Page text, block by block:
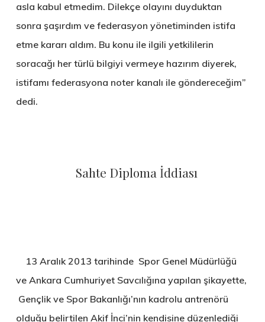
asla kabul etmedim. Dilekçe olayını duyduktan
sonra şaşırdım ve federasyon yönetiminden istifa
etme kararı aldım. Bu konu ile ilgili yetkililerin
soracağı her türlü bilgiyi vermeye hazırım diyerek,
istifamı federasyona noter kanalı ile göndereceğim”
dedi.
Sahte Diploma İddiası
13 Aralık 2013 tarihinde Spor Genel Müdürlüğü
ve Ankara Cumhuriyet Savcılığına yapılan şikayette,
Gençlik ve Spor Bakanlığı’nın kadrolu antrenörü
olduğu belirtilen Akif İnci’nin kendisine düzenlediği